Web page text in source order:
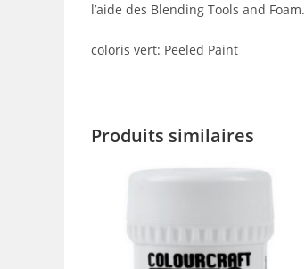
l’aide des Blending Tools and Foam.
coloris vert: Peeled Paint
Produits similaires